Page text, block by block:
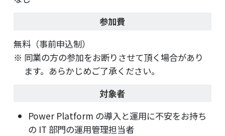
参加費
無料（事前申込制）
同業の方の参加をお断りさせて頂く場合があり
ます。あらかじめご了承ください。
対象者
Power Platform の導入と運用に不安をお持ち
の IT 部門の運用管理担当者